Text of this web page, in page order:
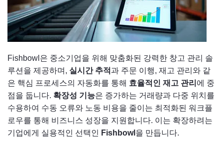
Fishbowl은 중소기업을 위해 맞춤화된 강력한 창고 관리 솔
루션을 제공하며, 실시간 추적 과 주문 이행, 재고 관리와 같
은 핵심 프로세스의 자동화를 통해 효율적인 재고 관리 에 중
점을 둡니다. 확장성 기능은 증가하는 거래량과 다중 위치를
수용하여 수동 오류와 노동 비용을 줄이는 최적화된 워크플
로우를 통해 비즈니스 성장을 지원합니다. 이는 확장하려는
기업에게 실용적인 선택인 Fishbowl 을 만듭니다.